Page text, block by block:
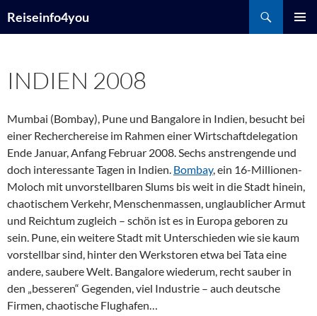
Inhalt
Reiseinfo4you
INDIEN 2008
Mumbai (Bombay), Pune und Bangalore in Indien, besucht bei
einer Recherchereise im Rahmen einer Wirtschaftdelegation
Ende Januar, Anfang Februar 2008. Sechs anstrengende und
doch interessante Tagen in Indien. Bombay, ein 16-Millionen-
Moloch mit unvorstellbaren Slums bis weit in die Stadt hinein,
chaotischem Verkehr, Menschenmassen, unglaublicher Armut
und Reichtum zugleich – schön ist es in Europa geboren zu
sein. Pune, ein weitere Stadt mit Unterschieden wie sie kaum
vorstellbar sind, hinter den Werkstoren etwa bei Tata eine
andere, saubere Welt. Bangalore wiederum, recht sauber in
den „besseren“ Gegenden, viel Industrie – auch deutsche
Firmen, chaotische Flughafen…